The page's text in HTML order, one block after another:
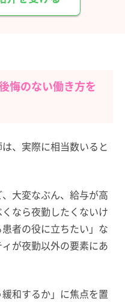
悔のない働き方を
、実際に相当数いると
大変なぶん、給与が高
なら夜勤したくないけ
者の役に立ちたい」な
が夜勤以外の要素にあ
和するか」に焦点を置